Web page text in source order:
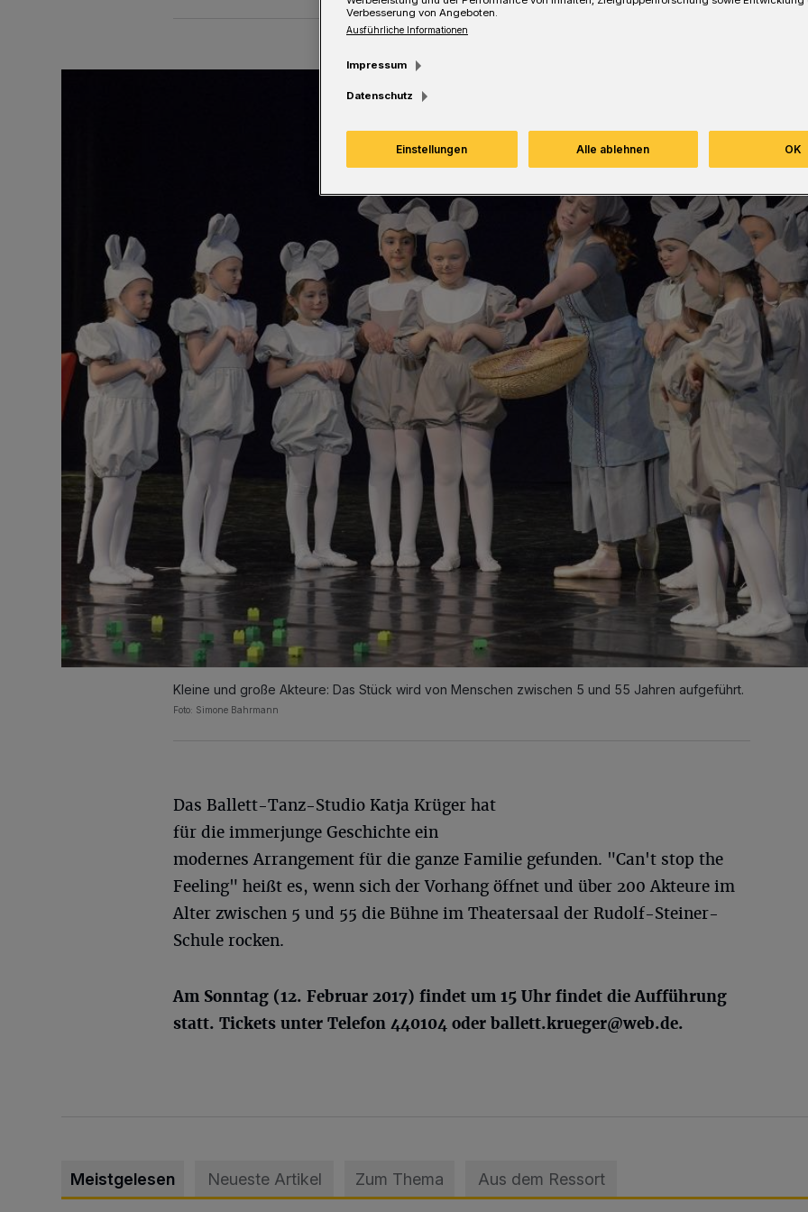
Kleine und große Akteure: Das Stück wird von Menschen zwischen 5 und 55 Jahren aufgeführt.
Foto: Simone Bahrmann
Das Ballett-Tanz-Studio Katja Krüger hat
für die immerjunge Geschichte ein
modernes Arrangement für die ganze Familie gefunden. "Can't stop the
Feeling" heißt es, wenn sich der Vorhang öffnet und über 200 Akteure im
Alter zwischen 5 und 55 die Bühne im Theatersaal der Rudolf-Steiner-
Schule rocken.
Am Sonntag (12. Februar 2017) findet um 15 Uhr findet die Aufführung
statt. Tickets unter Telefon 440104 oder ballett.krueger@web.de.
Meistgelesen Neueste Artikel Zum Thema Aus dem Ressort
Verbesserung von Angeboten.
Ausführliche Informationen
Impressum
Datenschutz
Einstellungen Alle ablehnen OK